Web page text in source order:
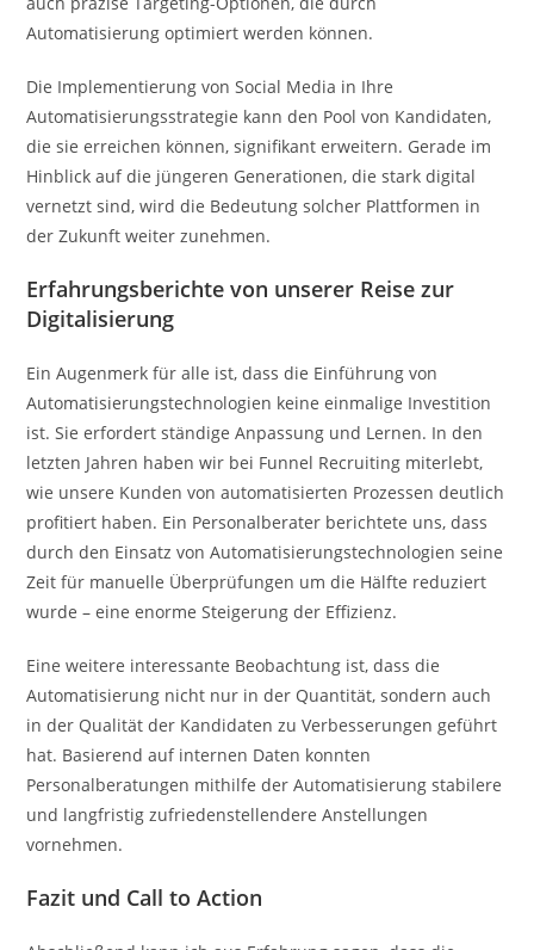
Automatisierung optimiert werden können.
Die Implementierung von Social Media in Ihre
Automatisierungsstrategie kann den Pool von Kandidaten,
die sie erreichen können, signifikant erweitern. Gerade im
Hinblick auf die jüngeren Generationen, die stark digital
vernetzt sind, wird die Bedeutung solcher Plattformen in
der Zukunft weiter zunehmen.
Erfahrungsberichte von unserer Reise zur
Digitalisierung
Ein Augenmerk für alle ist, dass die Einführung von
Automatisierungstechnologien keine einmalige Investition
ist. Sie erfordert ständige Anpassung und Lernen. In den
letzten Jahren haben wir bei Funnel Recruiting miterlebt,
wie unsere Kunden von automatisierten Prozessen deutlich
profitiert haben. Ein Personalberater berichtete uns, dass
durch den Einsatz von Automatisierungstechnologien seine
Zeit für manuelle Überprüfungen um die Hälfte reduziert
wurde – eine enorme Steigerung der Effizienz.
Eine weitere interessante Beobachtung ist, dass die
Automatisierung nicht nur in der Quantität, sondern auch
in der Qualität der Kandidaten zu Verbesserungen geführt
hat. Basierend auf internen Daten konnten
Personalberatungen mithilfe der Automatisierung stabilere
und langfristig zufriedenstellendere Anstellungen
vornehmen.
Fazit und Call to Action